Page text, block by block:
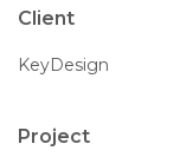
Client
KeyDesign
Project